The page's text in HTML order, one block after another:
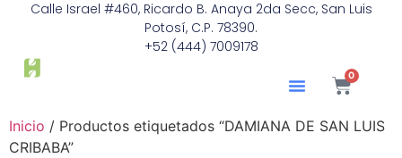
Calle Israel #460, Ricardo B. Anaya 2da Secc, San Luis
Potosí, C.P. 78390.
+52 (444) 7009178
0
Inicio / Productos etiquetados “DAMIANA DE SAN LUIS
CRIBABA”